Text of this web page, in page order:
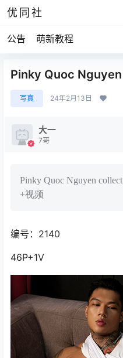
优同社
公告 萌新教程
Pinky Quoc
写真 24年2月13日
大一
7哥
Pinky Quoc Nguyen
+视频
编号：2140
46P+1V